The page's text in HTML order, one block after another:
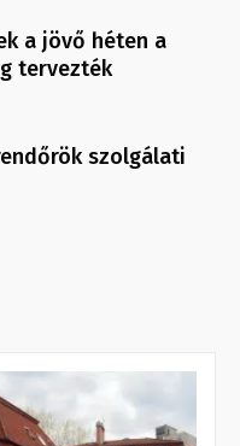
a jövő héten a
tervezték
szolgálati